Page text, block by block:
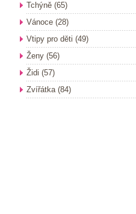
Tchýně (65)
Vánoce (28)
Vtipy pro děti (49)
Ženy (56)
Židi (57)
Zvířátka(84)